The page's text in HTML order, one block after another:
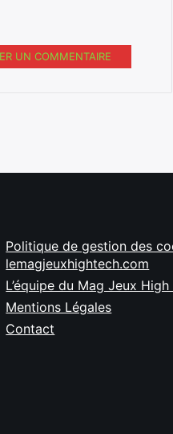
UN COMMENTAIRE
Politique de gestion des
lemagjeuxhightech.com
L’équipe du Mag Jeux High
Mentions Légales
Contact